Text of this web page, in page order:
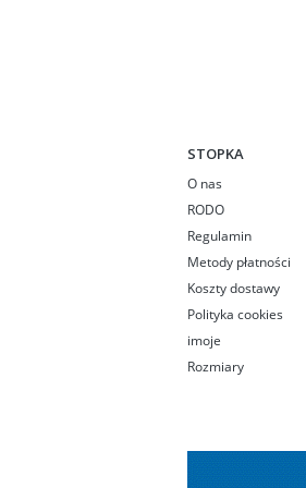
STOPKA
O nas
RODO
Regulamin
Metody płatności
Koszty dostawy
Polityka cookies
imoje
Rozmiary